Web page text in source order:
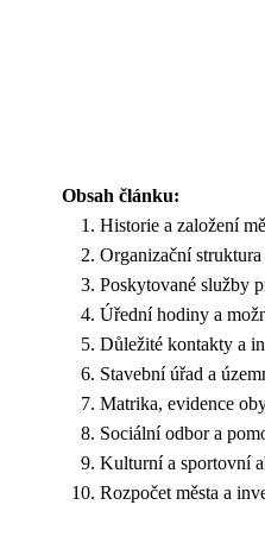
Obsah článku:
Historie a založení
Organizační
Poskytované služby
Úřední hodiny a
Důležité kontakty a
Stavební úřad a
Matrika, evidence
Sociální odbor a
Kulturní a sportovní
Rozpočet města a